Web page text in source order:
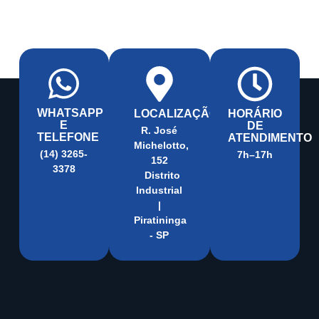
WHATSAPP
E
TELEFONE
(14) 3265-
3378
LOCALIZAÇÃO
R. José
Michelotto,
152
Distrito
Industrial
|
Piratininga
- SP
HORÁRIO
DE
ATENDIMENTO
7h–17h